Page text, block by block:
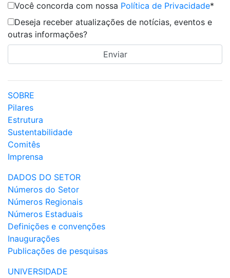
Você concorda com nossa Política de Privacidade*
Deseja receber atualizações de notícias, eventos e
outras informações?
SOBRE
Pilares
Estrutura
Sustentabilidade
Comitês
Imprensa
DADOS DO SETOR
Números do Setor
Números Regionais
Números Estaduais
Definições e convenções
Inaugurações
Publicações de pesquisas
UNIVERSIDADE